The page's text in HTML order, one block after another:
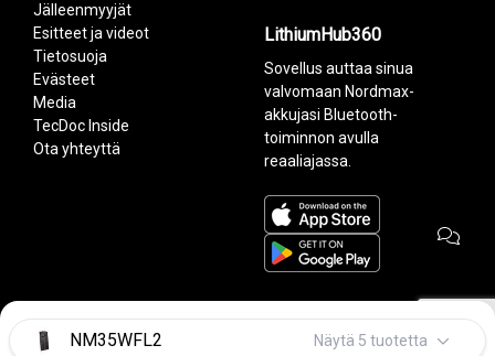
NM35WFL2 Näytä 5 tuotetta
Jälleenmyyjät
Esitteet ja videot
Tietosuoja
Evästeet
Media
TecDoc Inside
Ota yhteyttä
LithiumHub360
Sovellus auttaa sinua
valvomaan Nordmax-
akkujasi Bluetooth-
toiminnon avulla
reaaliajassa.